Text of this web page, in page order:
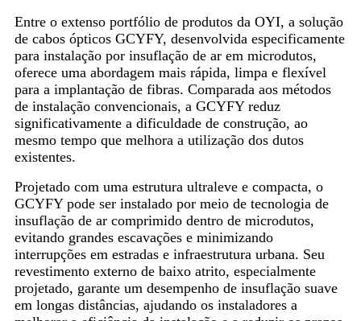
Entre o extenso portfólio de produtos da OYI, a solução
de cabos ópticos GCYFY, desenvolvida especificamente
para instalação por insuflação de ar em microdutos,
oferece uma abordagem mais rápida, limpa e flexível
para a implantação de fibras. Comparada aos métodos
de instalação convencionais, a GCYFY reduz
significativamente a dificuldade de construção, ao
mesmo tempo que melhora a utilização dos dutos
existentes.
Projetado com uma estrutura ultraleve e compacta, o
GCYFY pode ser instalado por meio de tecnologia de
insuflação de ar comprimido dentro de microdutos,
evitando grandes escavações e minimizando
interrupções em estradas e infraestrutura urbana. Seu
revestimento externo de baixo atrito, especialmente
projetado, garante um desempenho de insuflação suave
em longas distâncias, ajudando os instaladores a